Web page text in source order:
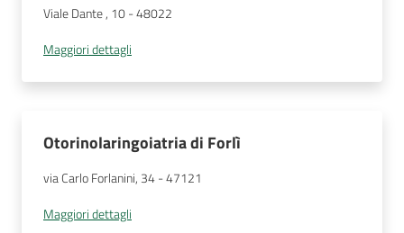
Viale Dante , 10 - 48022
Maggiori dettagli
Otorinolaringoiatria di Forlì
via Carlo Forlanini, 34 - 47121
Maggiori dettagli